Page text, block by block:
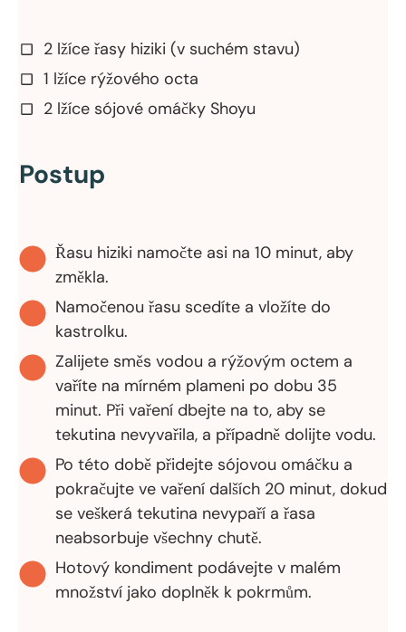
2 lžíce řasy hiziki (v suchém stavu)
1 lžíce rýžového octa
2 lžíce sójové omáčky Shoyu
Postup
Řasu hiziki namočte asi na 10 minut, aby
změkla.
Namočenou řasu scedíte a vložíte do
kastrolku.
Zalijete směs vodou a rýžovým octem a
vaříte na mírném plameni po dobu 35
minut. Při vaření dbejte na to, aby se
tekutina nevyvařila, a případně dolijte vodu.
Po této době přidejte sójovou omáčku a
pokračujte ve vaření dalších 20 minut, dokud
se veškerá tekutina nevypaří a řasa
neabsorbuje všechny chutě.
Hotový kondiment podávejte v malém
množství jako doplněk k pokrmům.